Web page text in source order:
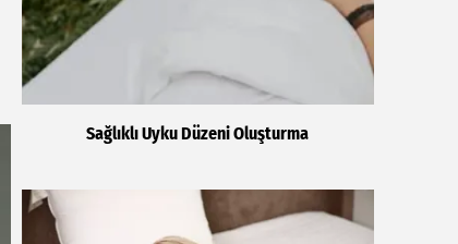
Sağlıklı Uyku Düzeni Oluşturma